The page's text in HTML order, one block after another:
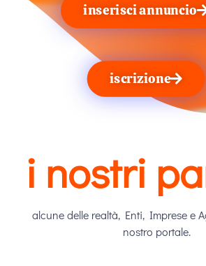
inserisci annuncio
iscrizione
i nostri
alcune delle realtà, Enti, Imprese e
nostro portale.